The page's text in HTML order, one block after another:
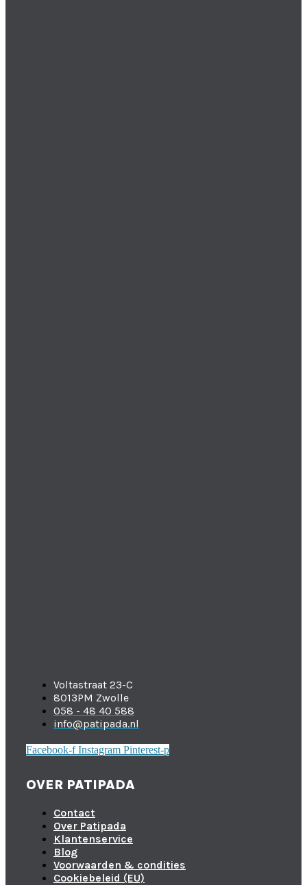
Voltastraat 23-C
8013PM Zwolle
058 - 48 40 588
info@patipada.nl
Facebook-f Instagram Pinterest-p
OVER PATIPADA
Contact
Over Patipada
Klantenservice
Blog
Voorwaarden & condities
Cookiebeleid (EU)